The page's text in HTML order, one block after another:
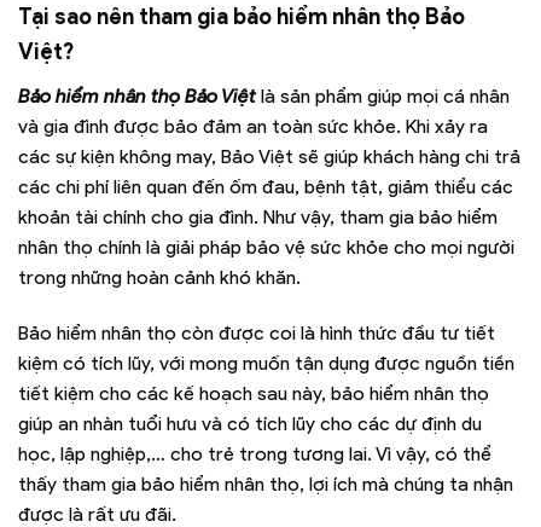
Tại sao nên tham gia bảo hiểm nhân thọ Bảo
Việt?
Bảo hiểm nhân thọ Bảo Việtlà sản phẩm giúp mọi cá nhân
và gia đình được bảo đảm an toàn sức khỏe. Khi xảy ra
các sự kiện không may, Bảo Việt sẽ giúp khách hàng chi trả
các chi phí liên quan đến ốm đau, bệnh tật, giảm thiểu các
khoản tài chính cho gia đình. Như vậy, tham gia bảo hiểm
nhân thọ chính là giải pháp bảo vệ sức khỏe cho mọi người
trong những hoàn cảnh khó khăn.
Bảo hiểm nhân thọ còn được coi là hình thức đầu tư tiết
kiệm có tích lũy, với mong muốn tận dụng được nguồn tiền
tiết kiệm cho các kế hoạch sau này, bảo hiểm nhân thọ
giúp an nhàn tuổi hưu và có tích lũy cho các dự định du
học, lập nghiệp,… cho trẻ trong tương lai. Vì vậy, có thể
thấy tham gia bảo hiểm nhân thọ, lợi ích mà chúng ta nhận
được là rất ưu đãi.